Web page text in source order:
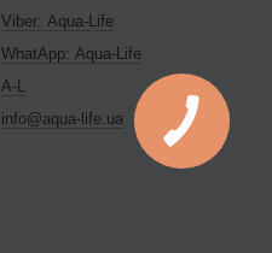
Viber: Aqua-Life
WhatApp: Aqua-Life
A-L
info@aqua-life.ua